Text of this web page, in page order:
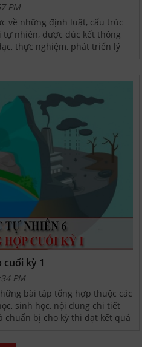
PM
về những định luật, cấu trúc
tự nhiên, được đúc kết thông
thực nghiệm, phát triển lý
cuối kỳ 1
PM
bài tập tổng hợp thuộc các
sinh học, nội dung chi tiết
chuẩn bị cho kỳ thi đạt kết quả